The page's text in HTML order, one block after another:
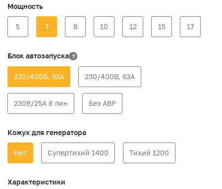
Мощность
5 7 8 10 12 15 17
Блок автозапуска ?
230/400В, 32А 230/400В, 63А
230В/25А 8 пин Без АВР
Кожух для генератора
Нет Супертихий 1400 Тихий 1200
Характеристики